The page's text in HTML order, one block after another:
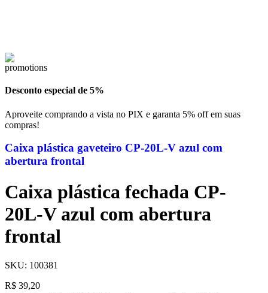
T10
T2,5
T5
Desconto especial de 5%
Aproveite comprando a vista no PIX e garanta 5% off em suas
compras!
Caixa plástica gaveteiro CP-20L-V azul com
abertura frontal
Caixa plástica fechada CP-
20L-V azul com abertura
frontal
SKU: 100381
R$ 39,20